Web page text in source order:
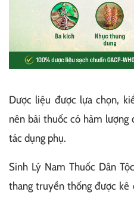
Dược liệu được lựa chọn,
nên bài thuốc có hàm lượng
tác dụng phụ.
Sinh Lý Nam Thuốc Dân
thang truyền thống được